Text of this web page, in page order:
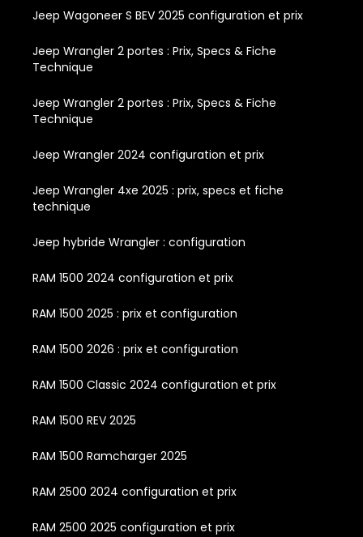
Jeep Wagoneer S BEV 2025 configuration et prix
Jeep Wrangler 2 portes : Prix, Specs & Fiche
Technique
Jeep Wrangler 2 portes : Prix, Specs & Fiche
Technique
Jeep Wrangler 2024 configuration et prix
Jeep Wrangler 4xe 2025 : prix, specs et fiche
technique
Jeep hybride Wrangler : configuration
RAM 1500 2024 configuration et prix
RAM 1500 2025 : prix et configuration
RAM 1500 2026 : prix et configuration
RAM 1500 Classic 2024 configuration et prix
RAM 1500 REV 2025
RAM 1500 Ramcharger 2025
RAM 2500 2024 configuration et prix
RAM 2500 2025 configuration et prix